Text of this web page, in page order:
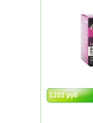
1202 руб